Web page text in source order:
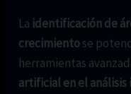
La identificación de
crecimientose
herramientas
artificial en el